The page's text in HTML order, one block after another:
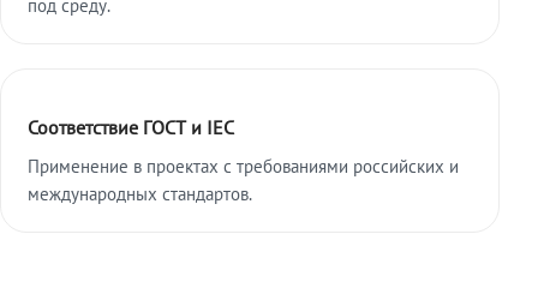
под среду.
Соответствие ГОСТ и IEC
Применение в проектах с требованиями российских и
международных стандартов.